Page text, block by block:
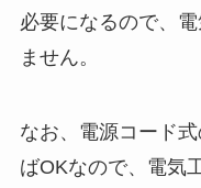
必要になるので、
ません。
なお、電源コード
ばOKなので、電気